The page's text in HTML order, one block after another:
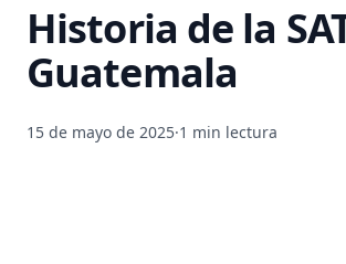
Historia de la
Guatemala
15 de mayo de 2025·1 min lectura